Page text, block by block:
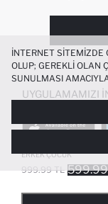
2'LI TAKIM KAPÜŞONLU
ERKEK ÇOCUK
999.99 TL
UYGULAMAMIZI
POPÜLER
İNTERNET SITEMIZDE
OLUP; GEREKLI OLAN
SUNULMASI
ÜÇÜNCÜ TARAF
DENEYIMI
KIŞISELLEŞTIRMESI
YÖNELIK PAZARLAMA
SINIRLI OLARAK
ÇEREZ TERCIHLERI
ÇEREZLERLE ILGILI